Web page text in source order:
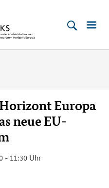
Europa
neue EU-
- 11:30 Uhr